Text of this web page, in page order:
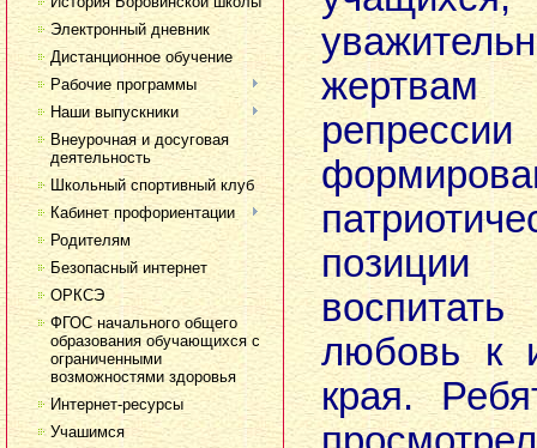
Электронный дневник
Дистанционное обучение
Рабочие программы
Наши выпускники
Внеурочная и досуговая
деятельность
Школьный спортивный клуб
Кабинет профориентации
Родителям
Безопасный интернет
ОРКСЭ
ФГОС начального общего
образования обучающихся с
ограниченными
возможностями здоровья
Интернет-ресурсы
Учашимся
жертвам
любовь к
края.